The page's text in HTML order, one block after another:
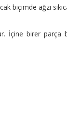
ağzı
İçine birer parça